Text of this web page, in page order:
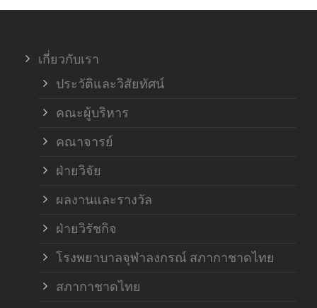
เกี่ยวกับเรา
ประวัติและวิสัยทัศน์
คณะผู้บริหาร
คณาจารย์
ฝ่ายวิจัย
ผลงานและรางวัล
ฝ่ายวิรัชกิจ
โรงพยาบาลจุฬาลงกรณ์ สภากาชาดไทย
สภากาชาดไทย